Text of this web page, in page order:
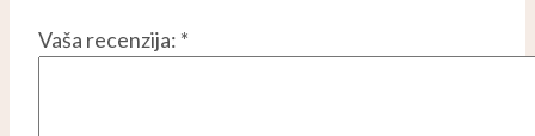
Vaša recenzija: *